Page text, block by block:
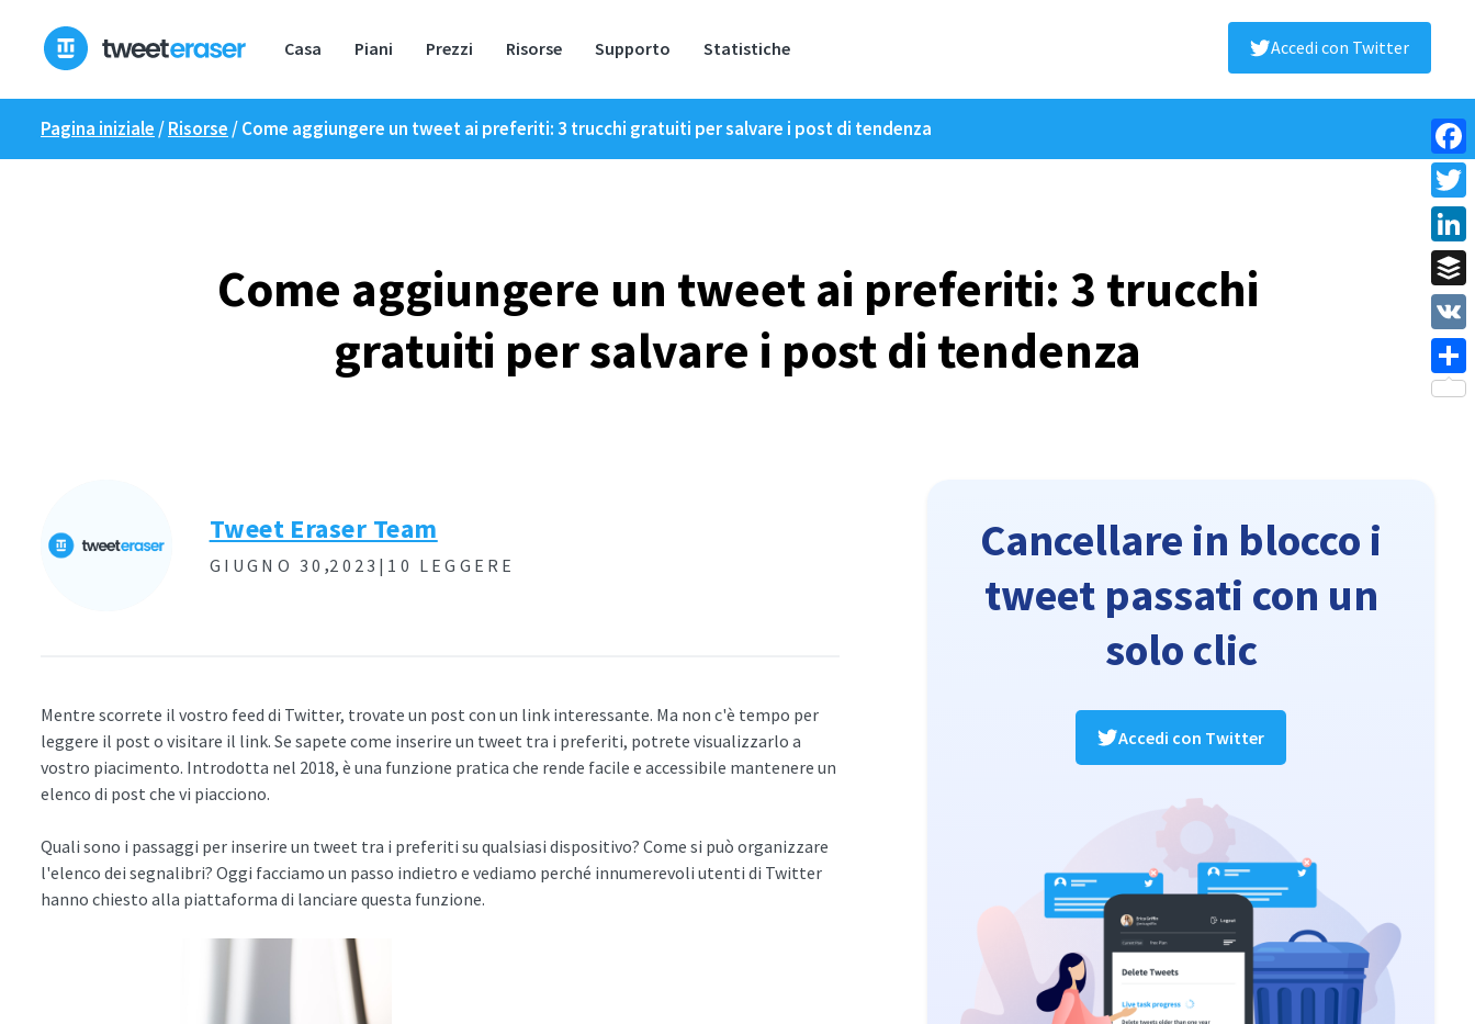
content
Casa Piani Prezzi Risorse Supporto Statistiche Accedi con Twitter
Pagina iniziale /Risorse /Come aggiungere un tweet ai preferiti: 3 trucchi gratuiti per salvare i post di tendenza
Come aggiungere un tweet ai preferiti: 3 trucchi
gratuiti per salvare i post di tendenza
Tweet Eraser Team
GIUGNO 30 ,2023| 10 LEGGERE
Mentre scorrete il vostro feed di Twitter, trovate un post con un link interessante. Ma non c'è tempo per
leggere il post o visitare il link. Se sapete come inserire un tweet tra i preferiti, potrete visualizzarlo a
vostro piacimento. Introdotta nel 2018, è una funzione pratica che rende facile e accessibile mantenere un
elenco di post che vi piacciono.
Quali sono i passaggi per inserire un tweet tra i preferiti su qualsiasi dispositivo? Come si può organizzare
l'elenco dei segnalibri? Oggi facciamo un passo indietro e vediamo perché innumerevoli utenti di Twitter
hanno chiesto alla piattaforma di lanciare questa funzione.
Cancellare in blocco i
tweet passati con un
solo clic
Accedi con Twitter
VK